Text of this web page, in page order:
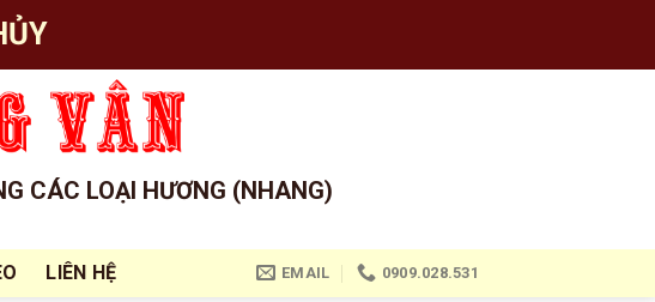
CÁC LOẠI HƯƠNG (NHANG)
LIÊN HỆ EMAIL 0909.028.531